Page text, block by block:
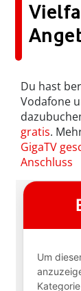
Du hast
Vodafone
gratis.
GigaTV
Anschluss